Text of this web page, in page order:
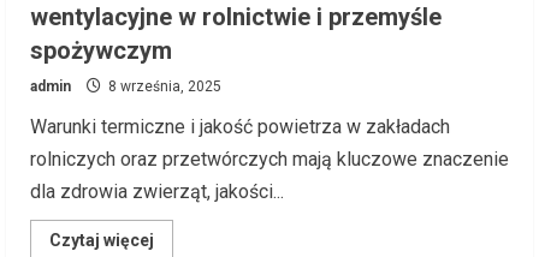
wentylacyjne w rolnictwie i przemyśle
spożywczym
admin 8 września, 2025
Warunki termiczne i jakość powietrza w zakładach
rolniczych oraz przetwórczych mają kluczowe znaczenie
dla zdrowia zwierząt, jakości...
Czytaj więcej